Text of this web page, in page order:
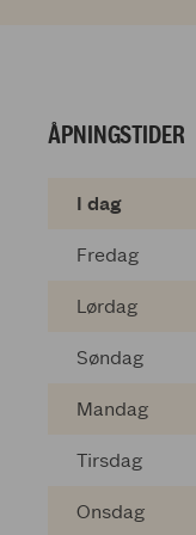
ÅPNINGSTIDER
I dag
Fredag
Lørdag
Søndag
Mandag
Tirsdag
Onsdag